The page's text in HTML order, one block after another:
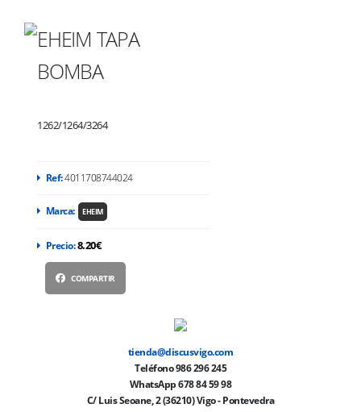
EHEIM TAPA
BOMBA
1262/1264/3264
Ref:4011708744024
Marca: EHEIM
Precio:8.20€
COMPARTIR
tienda@discusvigo.com
Teléfono 986 296 245
WhatsApp 678 84 59 98
C/ Luis Seoane, 2 (36210) Vigo - Pontevedra